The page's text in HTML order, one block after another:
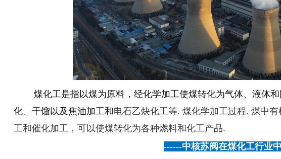
煤化工是指以煤为原料，经化学加工使煤转化为气体、液体和
化、干馏以及焦油加工和电石乙炔化工等. 煤化学加工过程. 煤中
工和催化加工，可以使煤转化为各种燃料和化工产品.
------中核苏阀在煤化工行业